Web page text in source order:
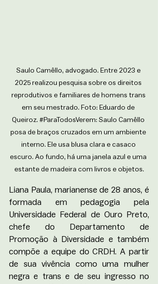
Saulo Camêllo, advogado. Entre 2023 e
2025 realizou pesquisa sobre os direitos
reprodutivos e familiares de homens trans
em seu mestrado. Foto: Eduardo de
Queiroz. #ParaTodosVerem: Saulo Camêllo
posa de braços cruzados em um ambiente
interno. Ele usa blusa clara e casaco
escuro. Ao fundo, há uma janela azul e uma
estante de madeira com livros e objetos.
Liana Paula, marianense de 28 anos, é
formada em pedagogia pela
Universidade Federal de Ouro Preto,
chefe do Departamento de
Promoção à Diversidade e também
compõe a equipe do CRDH. A partir
de sua vivência como uma mulher
negra e trans e de seu ingresso no